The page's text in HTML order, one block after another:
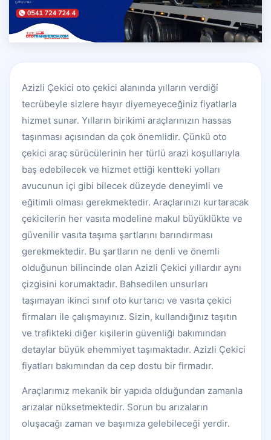
Azizli Çekici oto çekici alanında yılların verdiği
tecrübeyle sizlere hayır diyemeyeceğiniz fiyatlarla
hizmet sunar. Yılların birikimi araçlarınızın hassas
taşınması açısından da çok önemlidir. Çünkü oto
çekici araç sürücülerinin her türlü arazi koşullarıyla
baş edebilecek ve hizmet ettiği kentteki yolları
avucunun içi gibi bilecek düzeyde deneyimli ve
eğitimli olması gerekmektedir. Araçlarınızı kurtaracak
çekicilerin her vasıta modeline makul büyüklükte ve
güvenilir vasıta taşıma şartlarını barındırması
gerekmektedir. Bu şartların ne denli ve önemli
olduğunun bilincinde olan Azizli Çekici yıllardır aynı
çizgisini korumaktadır. Bahsedilen unsurları
taşımayan ikinci sınıf oto kurtarıcı ve vasıta çekici
firmaları ile çalışmayınız. Sizin, kullandığınız taşıtın
ve trafikteki diğer kişilerin güvenliği bakımından
detaylar büyük ehemmiyet taşımaktadır. Azizli Çekici
fiyatları bakımından da cep dostu bir firmadır.
Araçlarımız mekanik bir yapıda olduğundan zamanla
arızalar nüksetmektedir. Sorun bu arızaların
oluşacağı zaman ve başımıza gelebileceği yerdir.